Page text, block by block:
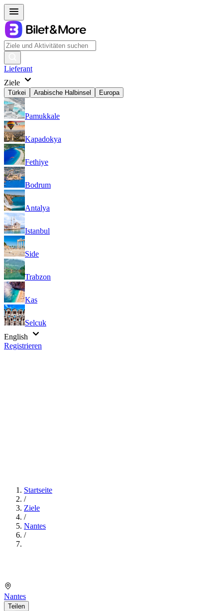
Lieferant
Ziele
Türkei Arabische Halbinsel Europa
Pamukkale
Kapadokya
Fethiye
Bodrum
Antalya
Istanbul
Side
Trabzon
Kas
Selcuk
English
Registrieren
Startseite
/
Ziele
/
Nantes
/
Nantes
Teilen